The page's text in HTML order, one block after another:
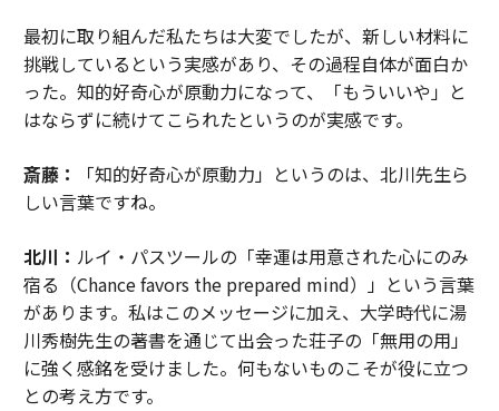
最初に取り組んだ私たちは大変でしたが、新しい材料に
挑戦しているという実感があり、その過程自体が面白か
った。知的好奇心が原動力になって、「もういいや」と
はならずに続けてこられたというのが実感です。
斎藤：
「知的好奇心が原動力」というのは、北川先生ら
しい言葉ですね。
北川： ルイ・パスツールの「幸運は用意された心にのみ
宿る（Chance favors the prepared mind）」という言葉
があります。私はこのメッセージに加え、大学時代に湯
川秀樹先生の著書を通じて出会った荘子の「無用の用」
に強く感銘を受けました。何もないものこそが役に立つ
との考え方です。